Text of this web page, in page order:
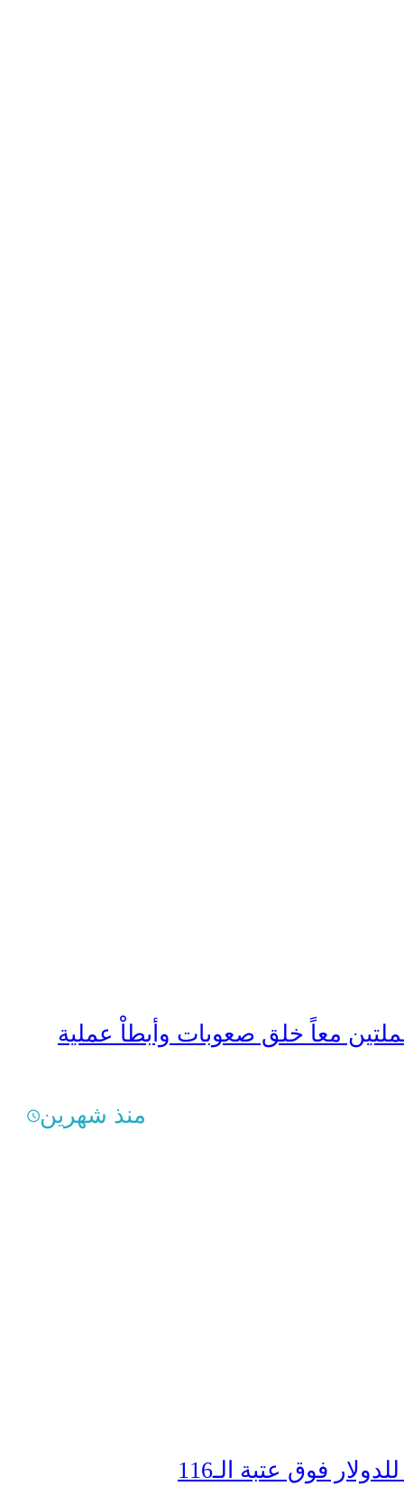
معاً خلق صعوبات وأبطاْ عملية
منذ شهرين
فوق عتبة الـ116